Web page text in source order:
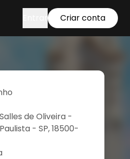
Criar conta
de Oliveira -
- SP, 18500-